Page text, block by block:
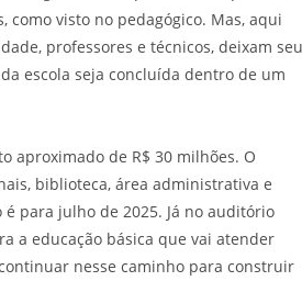
visto no pedagógico. Mas, aqui
professores e técnicos, deixam
escola seja concluída dentro de um
aproximado de R$ 30 milhões. O
biblioteca, área administrativa e
para julho de 2025. Já no auditório
a educação básica que vai atender
nesse caminho para construir